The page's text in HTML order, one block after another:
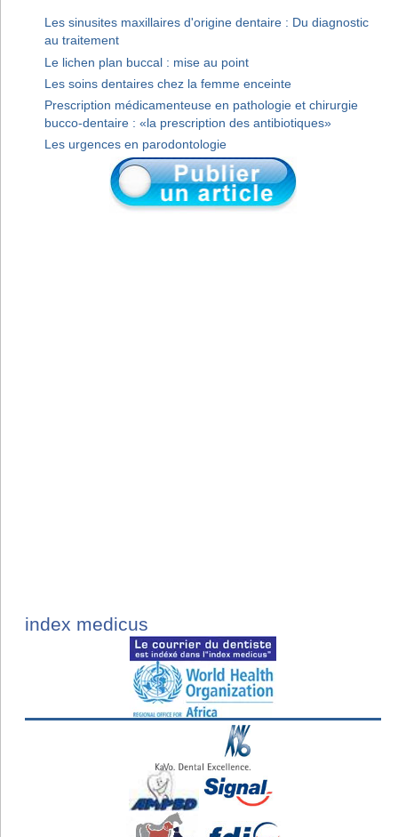
Les sinusites maxillaires d'origine dentaire : Du diagnostic
au traitement
Le lichen plan buccal : mise au point
Les soins dentaires chez la femme enceinte
Prescription médicamenteuse en pathologie et chirurgie
bucco-dentaire : «la prescription des antibiotiques»
Les urgences en parodontologie
index medicus